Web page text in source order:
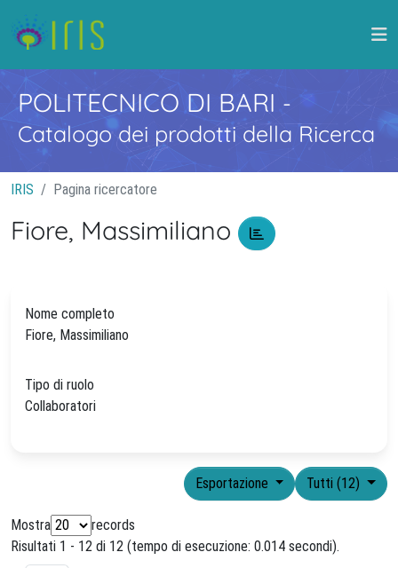
POLITECNICO DI BARI -
Catalogo dei prodotti della Ricerca
IRIS Pagina ricercatore
Fiore, Massimiliano
Nome completo
Fiore, Massimiliano
Tipo di ruolo
Collaboratori
Tutti (12)
Esportazione
Mostra
records
Risultati 1 - 12 di 12 (tempo di esecuzione: 0.014 secondi).